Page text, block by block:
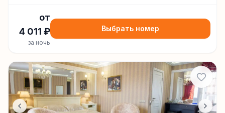
от
4 011 ₽
за ночь
Выбрать номер